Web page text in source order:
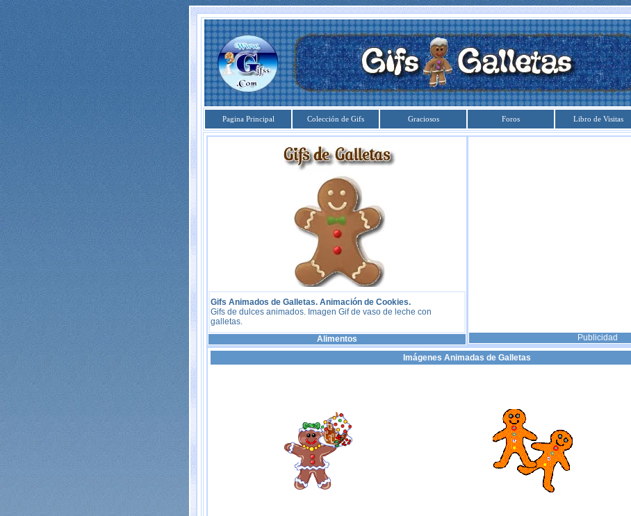
Pagina Principal Colección de Gifs Graciosos Foros Libro de Visitas
Gifs Animados de Galletas. Animación de Cookies.
Gifs de dulces animados. Imagen Gif de vaso de leche con
galletas.
Alimentos
Publicidad
Imágenes Animadas de Galletas